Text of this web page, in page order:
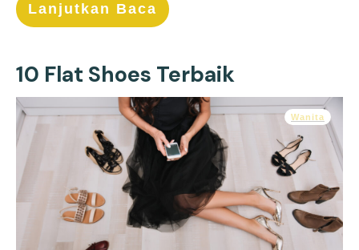
Lanjutkan Baca
10 Flat Shoes Terbaik
Wanita